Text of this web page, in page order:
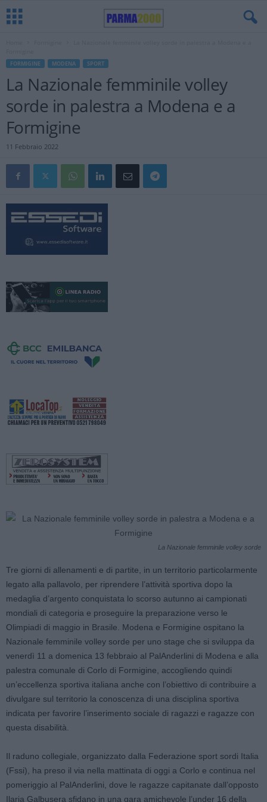
FORMIGINE MODENA SPORT
La Nazionale femminile volley
sorde in palestra a Modena e a
Formigine
11 Febbraio 2022
La Nazionale femminile volley sorde
Tre giorni di allenamenti e di partite, in un territorio particolarmente
legato alla pallavolo, per riprendere l’attività sportiva dopo la
medaglia d’argento conquistata lo scorso autunno ai campionati
mondiali di categoria e proseguire la preparazione verso le
Olimpiadi di maggio in Brasile. Modena e Formigine ospitano la
Nazionale femminile volley sorde per uno stage che si sviluppa da
venerdì 11 a domenica 13 febbraio al PalAnderlini di Modena e alla
palestra comunale di Corlo di Formigine, accogliendo quindi
un’eccellenza sportiva italiana anche con l’obiettivo di contribuire a
divulgare sul territorio la conoscenza di una disciplina sportiva
indicata per favorire l’inserimento sociale di ragazzi e ragazze con
questa disabilità.
Il raduno collegiale, organizzato dalla Federazione sport sordi Italia
(Fssi), ha preso il via nella mattinata di oggi a Corlo e continua nel
pomeriggio al PalAnderlini, dove le ragazze capitanate dall’opposto
Ilaria Galbusera sfidano in una gara amichevole l’under 16 della